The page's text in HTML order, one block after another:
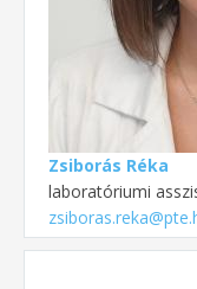
Zsiborás Réka
laboratóriumi